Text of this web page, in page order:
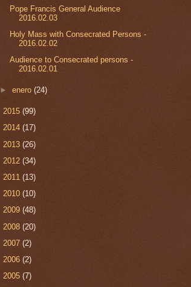
Pope Francis General Audience
2016.02.03
Holy Mass with Consecrated Persons -
2016.02.02
Audience to Consecrated persons -
2016.02.01
►enero(24)
2015 (99)
2014 (17)
2013 (26)
2012 (34)
2011 (13)
2010 (10)
2009 (48)
2008 (20)
2007 (2)
2006 (2)
2005 (7)